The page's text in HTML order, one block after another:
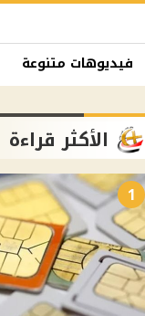
فيديوهات متنوعة
الأكثر قراءة
1